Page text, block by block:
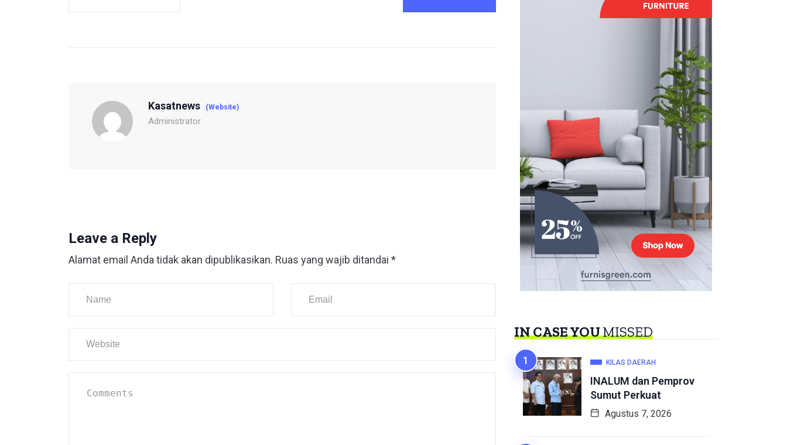
Kasatnews (Website)
Administrator
Leave a Reply
Alamat email Anda tidak akan dipublikasikan. Ruas yang wajib ditandai *
IN CASE YOUMISSED
KILAS DAERAH
INALUM dan Pemprov
Sumut Perkuat
Agustus 7, 2026